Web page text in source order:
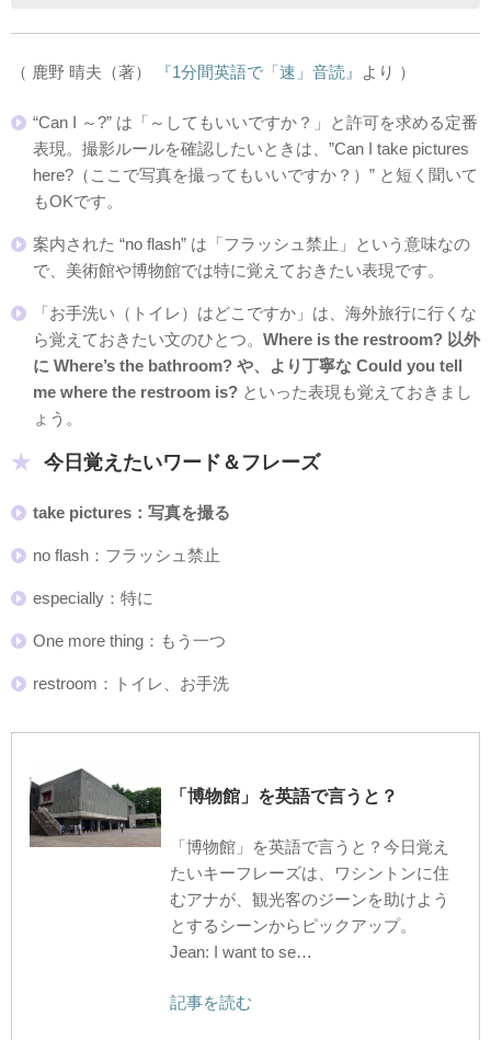
（ 鹿野 晴夫（著） 『1分間英語で「速」音読』 より ）
“Can I ～?” は「～してもいいですか？」と許可を求める定番
表現。撮影ルールを確認したいときは、”Can I take pictures
here?（ここで写真を撮ってもいいですか？）” と短く聞いて
もOKです。
案内された “no flash” は「フラッシュ禁止」という意味なの
で、美術館や博物館では特に覚えておきたい表現です。
「お手洗い（トイレ）はどこですか」は、海外旅行に行くな
ら覚えておきたい文のひとつ。 Where is the restroom? 以外
に Where’s the bathroom? や、より丁寧な Could you tell
me where the restroom is? といった表現も覚えておきまし
ょう。
今日覚えたいワード＆フレーズ
take pictures：写真を撮る
no flash：フラッシュ禁止
especially：特に
One more thing：もう一つ
restroom：トイレ、お手洗
「博物館」を英語で言うと？
「博物館」を英語で言うと？今日覚え
たいキーフレーズは、ワシントンに住
むアナが、観光客のジーンを助けよう
とするシーンからピックアップ。
Jean: I want to se…
記事を読む